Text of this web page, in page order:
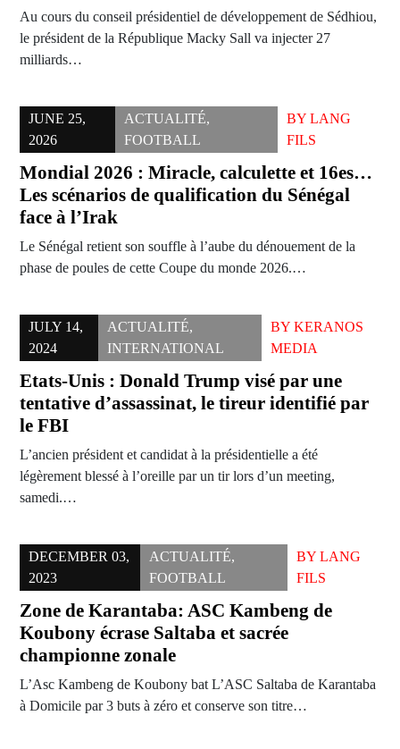
Au cours du conseil présidentiel de développement de Sédhiou,
le président de la République Macky Sall va injecter 27
milliards…
JUNE 25,
2026
ACTUALITÉ,
FOOTBALL
BYLANG
FILS
Mondial 2026 : Miracle, calculette et 16es…
Les scénarios de qualification du Sénégal
face à l’Irak
Le Sénégal retient son souffle à l’aube du dénouement de la
phase de poules de cette Coupe du monde 2026.…
JULY 14,
2024
ACTUALITÉ,
INTERNATIONAL
BY KERANOS
MEDIA
Etats-Unis : Donald Trump visé par une
tentative d’assassinat, le tireur identifié par
le FBI
L’ancien président et candidat à la présidentielle a été
légèrement blessé à l’oreille par un tir lors d’un meeting,
samedi.…
DECEMBER 03,
2023
ACTUALITÉ,
FOOTBALL
BY LANG
FILS
Zone de Karantaba: ASC Kambeng de
Koubony écrase Saltaba et sacrée
championne zonale
L’Asc Kambeng de Koubony bat L’ASC Saltaba de Karantaba
à Domicile par 3 buts à zéro et conserve son titre…